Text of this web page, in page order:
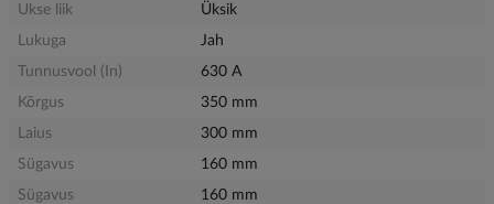
Ukse liik
Üksik
Lukuga
Jah
Tunnusvool (In)
630 A
Kõrgus
350 mm
Laius
300 mm
Sügavus
160 mm
Sügavus
160 mm